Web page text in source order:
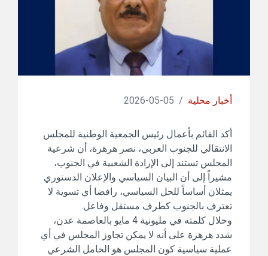
أخبار محلية /
05-05-2026
أكد القائم بأعمال رئيس الجمعية الوطنية للمجلس
الانتقالي للجنوب العربي، نصر هرهرة، أن شرعية
المجلس تستند إلى الإرادة الشعبية في الجنوب،
مشيراً إلى أن البيان السياسي والإعلان الدستوري
يمثلان أساساً للحل السياسي، رافضا أي تسوية لا
تعترف بالجنوب كطرف مستقل وفاعل.
وخلال كلمته في مليونية 4 مايو بالعاصمة عدن،
شدد هرهرة على أنه لا يمكن تجاوز المجلس في أي
عملية سياسية كون المجلس هو الحامل الشرعي